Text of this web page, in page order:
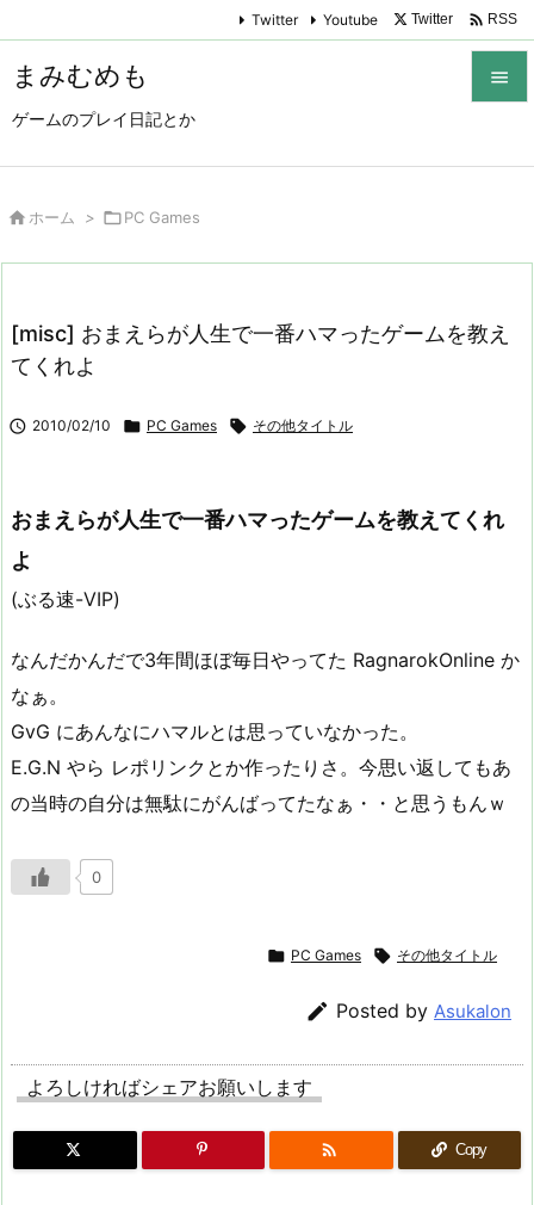
まみむめも
ゲームのプレイ日記とか

次へ
Twitter Youtube Twitter  RSS
 ホーム > PC Games
[misc] おまえらが人生で一番ハマったゲームを教え
てくれよ
 2010/02/10  PC Games  その他タイトル
おまえらが人生で一番ハマったゲームを教えてくれ
よ
(ぶる速-VIP)
なんだかんだで3年間ほぼ毎日やってた RagnarokOnline か
なぁ。
GvG にあんなにハマルとは思っていなかった。
E.G.N やら レポリンクとか作ったりさ。今思い返してもあ
の当時の自分は無駄にがんばってたなぁ・・と思うもんｗ
0
 PC Games  その他タイトル
 Posted by Asukalon
よろしければシェアお願いします
 Copy